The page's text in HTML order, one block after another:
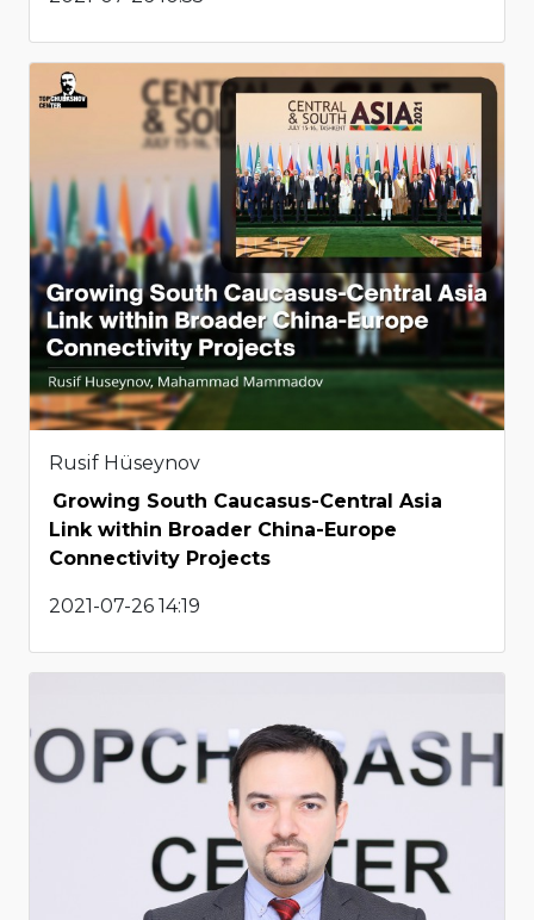
Rusif Hüseynov
Growing South Caucasus-Central Asia
Link within Broader China-Europe
Connectivity Projects
2021-07-26 14:19